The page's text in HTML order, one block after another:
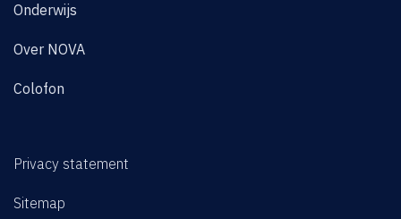
Onderwijs
Over NOVA
Colofon
Privacy statement
Sitemap